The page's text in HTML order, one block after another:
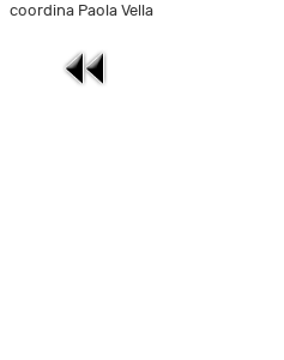
coordina Paola Vella